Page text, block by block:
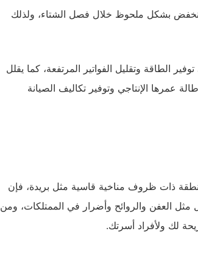
بشكل ملحوظ خلال فصل الشتاء، ولذلك
الطاقة وتقليل الفواتير المرتفعة، كما يقلل
عمرها الإنتاجي وتوفير تكاليف الصيانة
ذات ظروف مناخية قاسية مثل بريدة، فإن
العفن والروائح وأضرار في الممتلكات، ومن
لك ولأفراد أسرتك.